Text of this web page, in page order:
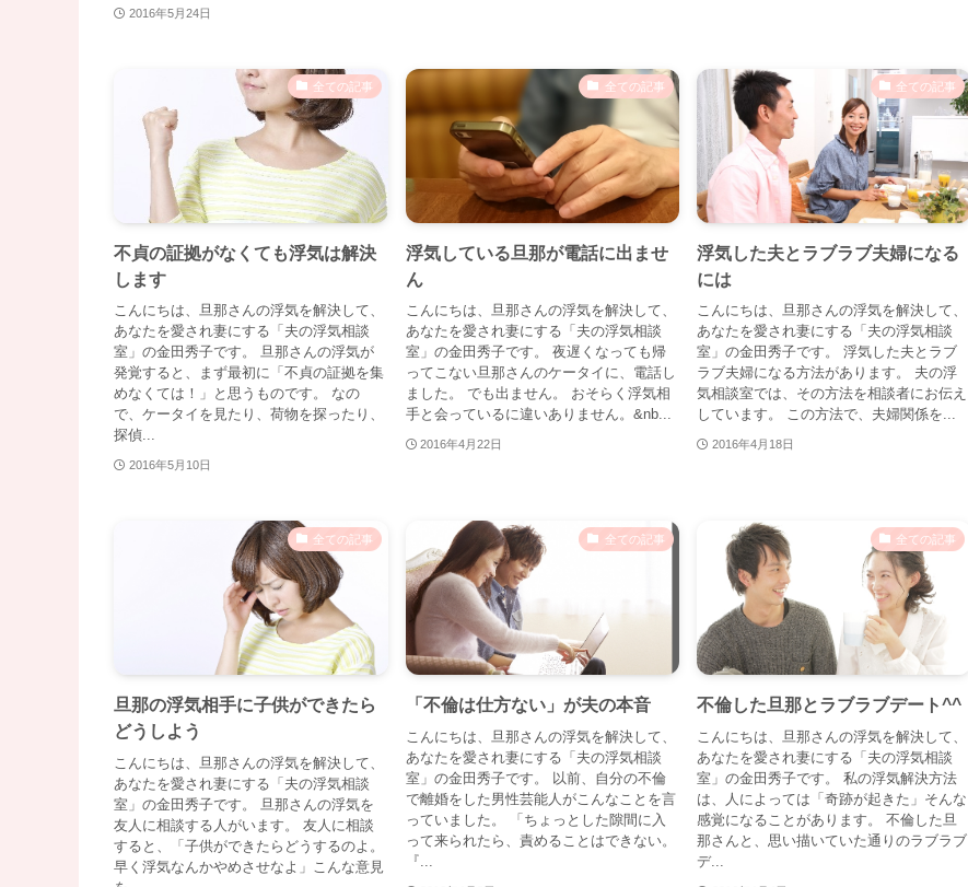
2016年5月24日
全ての記事
不貞の証拠がなくても浮気は解決
します
こんにちは、旦那さんの浮気を解決して、
あなたを愛され妻にする「夫の浮気相談
室」の金田秀子です。 旦那さんの浮気が
発覚すると、まず最初に「不貞の証拠を集
めなくては！」と思うものです。 なの
で、ケータイを見たり、荷物を探ったり、
探偵...
2016年5月10日
全ての記事
浮気している旦那が電話に出ませ
ん
こんにちは、旦那さんの浮気を解決して、
あなたを愛され妻にする「夫の浮気相談
室」の金田秀子です。 夜遅くなっても帰
ってこない旦那さんのケータイに、電話し
ました。 でも出ません。 おそらく浮気相
手と会っているに違いありません。&nb...
2016年4月22日
全ての記事
浮気した夫とラブラブ夫婦になる
には
こんにちは、旦那さんの浮気を解決して、
あなたを愛され妻にする「夫の浮気相談
室」の金田秀子です。 浮気した夫とラブ
ラブ夫婦になる方法があります。 夫の浮
気相談室では、その方法を相談者にお伝え
しています。 この方法で、夫婦関係を...
2016年4月18日
全ての記事
旦那の浮気相手に子供ができたら
どうしよう
こんにちは、旦那さんの浮気を解決して、
あなたを愛され妻にする「夫の浮気相談
室」の金田秀子です。 旦那さんの浮気を
友人に相談する人がいます。 友人に相談
すると、「子供ができたらどうするのよ。
早く浮気なんかやめさせなよ」こんな意見
全ての記事
「不倫は仕方ない」が夫の本音
こんにちは、旦那さんの浮気を解決して、
あなたを愛され妻にする「夫の浮気相談
室」の金田秀子です。 以前、自分の不倫
で離婚をした男性芸能人がこんなことを言
っていました。 「ちょっとした隙間に入
って来られたら、責めることはできない。
『...
全ての記事
不倫した旦那とラブラブデート^^
こんにちは、旦那さんの浮気を解決して、
あなたを愛され妻にする「夫の浮気相談
室」の金田秀子です。 私の浮気解決方法
は、人によっては「奇跡が起きた」そんな
感覚になることがあります。 不倫した旦
那さんと、思い描いていた通りのラブラブ
デ...